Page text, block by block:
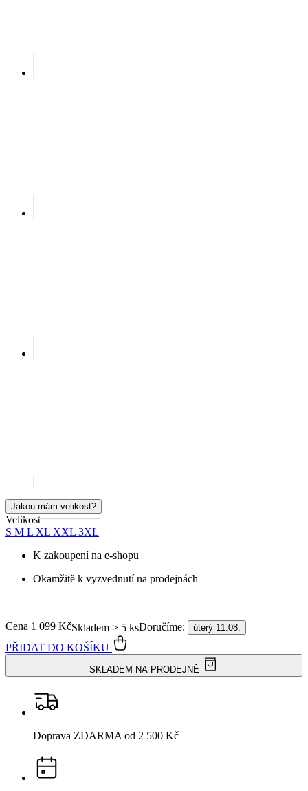
Jakou mám velikost?
Velikost
S M L XL XXL 3XL
K zakoupení na e-shopu
Okamžitě k vyzvednutí na prodejnách
Skladem > 5 ksDoručíme: úterý 11.08.
Cena 1 099 Kč
PŘIDAT DO KOŠÍKU
SKLADEM NA PRODEJNĚ
Doprava ZDARMA od 2 500 Kč